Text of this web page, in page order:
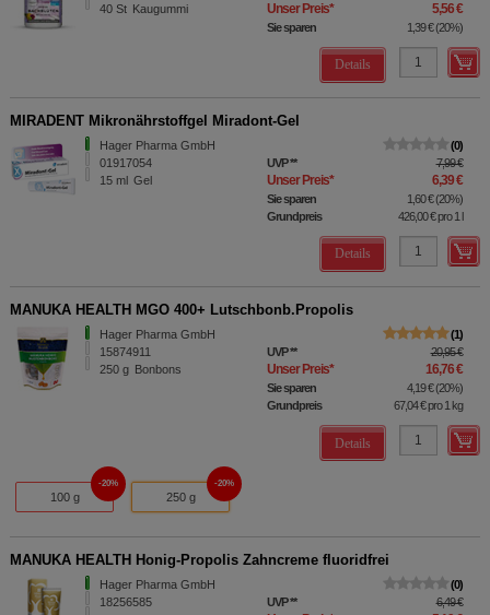
40 St Kaugummi Unser Preis* 5,56 €
Sie sparen 1,39 €(20%)
Details
MIRADENT Mikronährstoffgel Miradont-Gel
Hager Pharma GmbH
01917054
15 ml Gel
0
UVP** 7,99 €
Unser Preis* 6,39 €
Sie sparen 1,60 €(20%)
Grundpreis
426,00 €pro 1 l
Details
MANUKA HEALTH MGO 400+ Lutschbonb.Propolis
Hager Pharma GmbH
15874911
250 g Bonbons
1
UVP** 20,95 €
Unser Preis* 16,76 €
Sie sparen 4,19 €(20%)
Grundpreis
67,04 €pro 1 kg
Details
100 g
20%
250 g
20%
MANUKA HEALTH Honig-Propolis Zahncreme fluoridfrei
Hager Pharma GmbH
18256585
0
UVP** 6,49 €